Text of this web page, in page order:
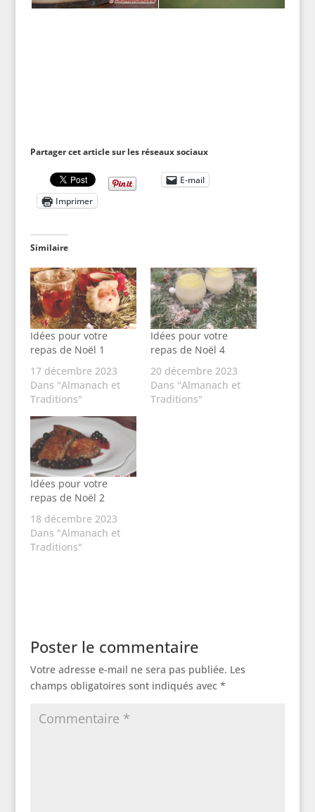
Partager cet article sur les réseaux sociaux
E-mail
Imprimer
Similaire
Idées pour votre
repas de Noël 1
17 décembre 2023
Dans "Almanach et
Traditions"
Idées pour votre
repas de Noël 4
20 décembre 2023
Dans "Almanach et
Traditions"
Idées pour votre
repas de Noël 2
18 décembre 2023
Dans "Almanach et
Traditions"
Poster le commentaire
Votre adresse e-mail ne sera pas publiée. Les
champs obligatoires sont indiqués avec *